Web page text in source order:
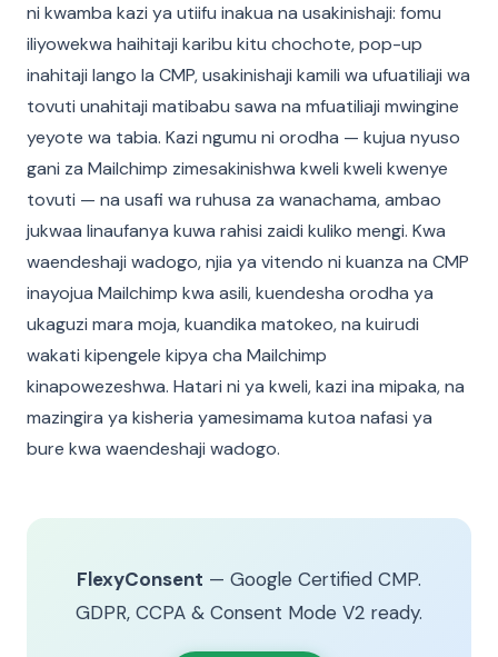
ni kwamba kazi ya utiifu inakua na usakinishaji: fomu
iliyowekwa haihitaji karibu kitu chochote, pop-up
inahitaji lango la CMP, usakinishaji kamili wa ufuatiliaji wa
tovuti unahitaji matibabu sawa na mfuatiliaji mwingine
yeyote wa tabia. Kazi ngumu ni orodha — kujua nyuso
gani za Mailchimp zimesakinishwa kweli kweli kwenye
tovuti — na usafi wa ruhusa za wanachama, ambao
jukwaa linaufanya kuwa rahisi zaidi kuliko mengi. Kwa
waendeshaji wadogo, njia ya vitendo ni kuanza na CMP
inayojua Mailchimp kwa asili, kuendesha orodha ya
ukaguzi mara moja, kuandika matokeo, na kuirudi
wakati kipengele kipya cha Mailchimp
kinapowezeshwa. Hatari ni ya kweli, kazi ina mipaka, na
mazingira ya kisheria yamesimama kutoa nafasi ya
bure kwa waendeshaji wadogo.
FlexyConsent — Google Certified CMP.
GDPR, CCPA & Consent Mode V2 ready.